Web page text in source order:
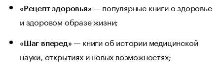
«Рецепт здоровья»— популярные книги о здоровье
и здоровом образе жизни;
«Шаг вперед» — книги об истории медицинской
науки, открытиях и новых возможностях;